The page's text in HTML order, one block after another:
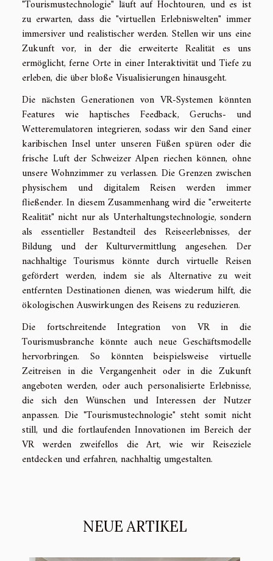
"Tourismustechnologie" läuft auf Hochtouren, und es ist
zu erwarten, dass die "virtuellen Erlebniswelten" immer
immersiver und realistischer werden. Stellen wir uns eine
Zukunft vor, in der die erweiterte Realität es uns
ermöglicht, ferne Orte in einer Interaktivität und Tiefe zu
erleben, die über bloße Visualisierungen hinausgeht.
Die nächsten Generationen von VR-Systemen könnten
Features wie haptisches Feedback, Geruchs- und
Wetteremulatoren integrieren, sodass wir den Sand einer
karibischen Insel unter unseren Füßen spüren oder die
frische Luft der Schweizer Alpen riechen können, ohne
unsere Wohnzimmer zu verlassen. Die Grenzen zwischen
physischem und digitalem Reisen werden immer
fließender. In diesem Zusammenhang wird die "erweiterte
Realität" nicht nur als Unterhaltungstechnologie, sondern
als essentieller Bestandteil des Reiseerlebnisses, der
Bildung und der Kulturvermittlung angesehen. Der
nachhaltige Tourismus könnte durch virtuelle Reisen
gefördert werden, indem sie als Alternative zu weit
entfernten Destinationen dienen, was wiederum hilft, die
ökologischen Auswirkungen des Reisens zu reduzieren.
Die fortschreitende Integration von VR in die
Tourismusbranche könnte auch neue Geschäftsmodelle
hervorbringen. So könnten beispielsweise virtuelle
Zeitreisen in die Vergangenheit oder in die Zukunft
angeboten werden, oder auch personalisierte Erlebnisse,
die sich den Wünschen und Interessen der Nutzer
anpassen. Die "Tourismustechnologie" steht somit nicht
still, und die fortlaufenden Innovationen im Bereich der
VR werden zweifellos die Art, wie wir Reiseziele
entdecken und erfahren, nachhaltig umgestalten.
NEUE ARTIKEL